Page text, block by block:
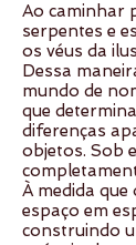
Ao caminhar
serpentes e
os véus da
Dessa
mundo de
que
diferenças
objetos. Sob
À medida que
espaço em
construindo